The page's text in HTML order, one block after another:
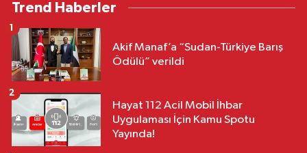
Trend Haberler
Akif Manaf’a “Sudan-Türkiye Barış
Ödülü” verildi
1
Hayat 112 Acil Mobil İhbar
Uygulaması İçin Kamu Spotu
Yayında!
2